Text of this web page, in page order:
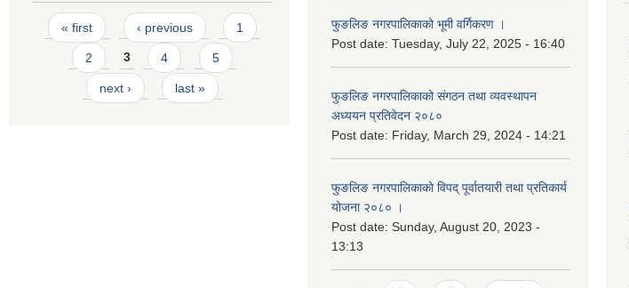
Pages
« first ‹ previous 1
2 3 4 5
next › last »
फुङलिङ नगरपालिकाको भूमी वर्गिकरण ।
Post date: Tuesday, July 22, 2025 - 16:40
फुङलिङ नगरपालिकाको संगठन तथा व्यवस्थापन
अध्ययन प्रतिवेदन २०८०
Post date: Friday, March 29, 2024 - 14:21
फुङलिङ नगरपालिकाको विपद् पूर्वातयारी तथा प्रतिकार्य
योजना २०८० ।
Post date: Sunday, August 20, 2023 -
13:13